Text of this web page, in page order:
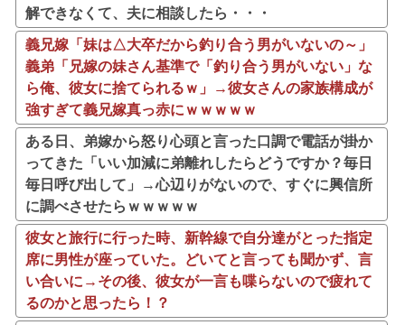
解できなくて、夫に相談したら・・・
義兄嫁「妹は△大卒だから釣り合う男がいないの～」
義弟「兄嫁の妹さん基準で「釣り合う男がいない」な
ら俺、彼女に捨てられるｗ」→彼女さんの家族構成が
強すぎて義兄嫁真っ赤にｗｗｗｗｗ
ある日、弟嫁から怒り心頭と言った口調で電話が掛か
ってきた「いい加減に弟離れしたらどうですか？毎日
毎日呼び出して」→心辺りがないので、すぐに興信所
に調べさせたらｗｗｗｗｗ
彼女と旅行に行った時、新幹線で自分達がとった指定
席に男性が座っていた。どいてと言っても聞かず、言
い合いに→その後、彼女が一言も喋らないので疲れて
るのかと思ったら！？